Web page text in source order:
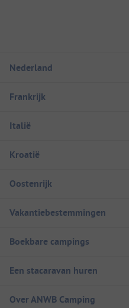
Nederland
Frankrijk
Italië
Kroatië
Oostenrijk
Vakantiebestemmingen
Boekbare campings
Een stacaravan huren
Over ANWB Camping